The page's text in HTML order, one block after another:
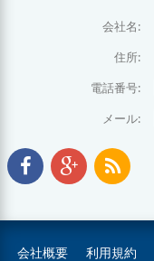
会社名:
住所:
電話番号:
メール:
会社概要 利用規約